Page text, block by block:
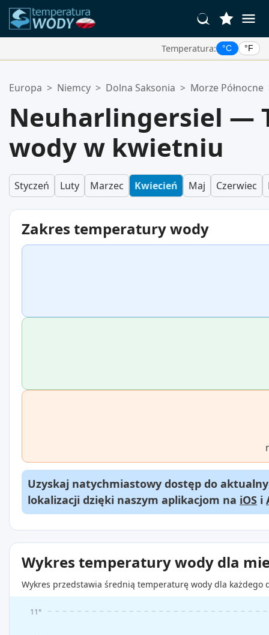
Temperatura: °C °F
Twoja lista ulubionych jest pusta.
Europa > Niemcy > Dolna Saksonia > Morze Północne
Neuharlingersiel —
wody w kwietniu
Styczeń Luty Marzec Kwiecień Maj Czerwiec
Zakres temperatury wody
Uzyskaj natychmiastowy dostęp do
lokalizacji dzięki naszym aplikacjom na iOS i
Wykres temperatury wody dla
Wykres przedstawia średnią temperaturę wody dla
11°